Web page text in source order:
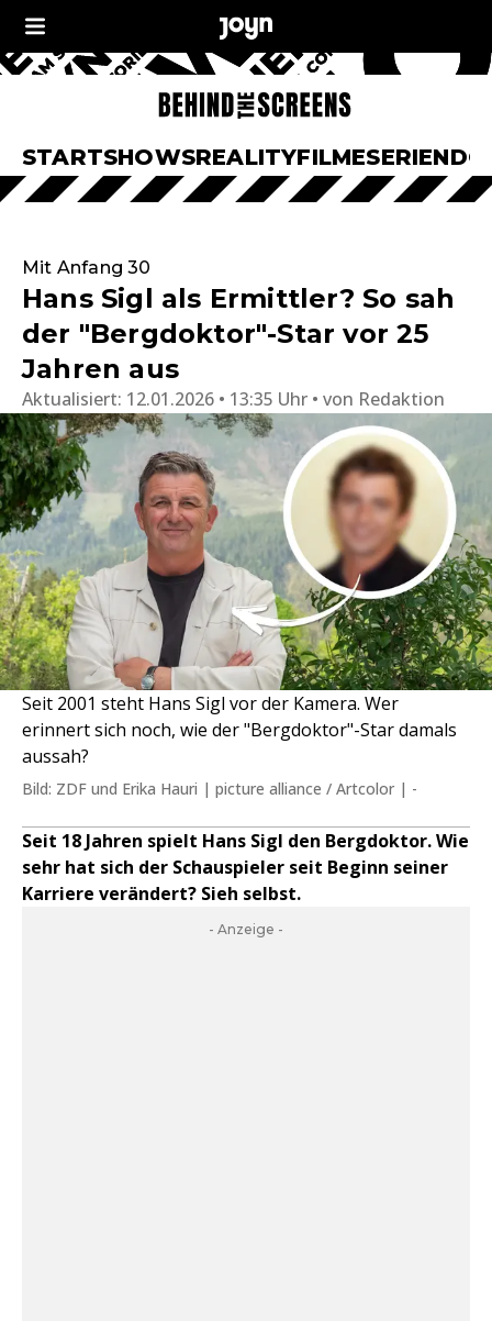
STARTSHOWSREALITYFILMESERIEN
Mit Anfang 30
Hans Sigl als Ermittler? So sah
der "Bergdoktor"-Star vor 25
Jahren aus
Aktualisiert: 12.01.2026 • 13:35 Uhr von Redaktion
Seit 2001 steht Hans Sigl vor der Kamera. Wer
erinnert sich noch, wie der "Bergdoktor"-Star damals
aussah?
Bild: ZDF und Erika Hauri | picture alliance / Artcolor | -
Seit 18 Jahren spielt Hans Sigl den Bergdoktor. Wie
sehr hat sich der Schauspieler seit Beginn seiner
Karriere verändert? Sieh selbst.
- Anzeige -